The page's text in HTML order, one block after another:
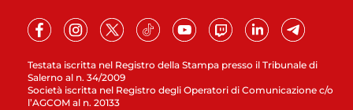
Testata iscritta nel Registro della Stampa presso il Tribunale di
Salerno al n. 34/2009
Società iscritta nel Registro degli Operatori di Comunicazione c/o
l’AGCOM al n. 20133